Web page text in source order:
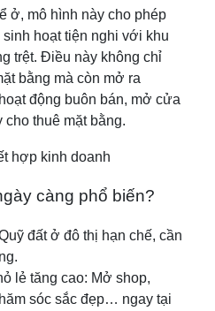
ở, mô hình này cho phép
hoạt tiện nghi với khu
trệt. Điều này không chỉ
bằng mà còn mở ra
động buôn bán, mở cửa
cho thuê mặt bằng.
càng phổ biến?
đất ở đô thị hạn chế, cần
lẻ tăng cao: Mở shop,
sóc sắc đẹp… ngay tại